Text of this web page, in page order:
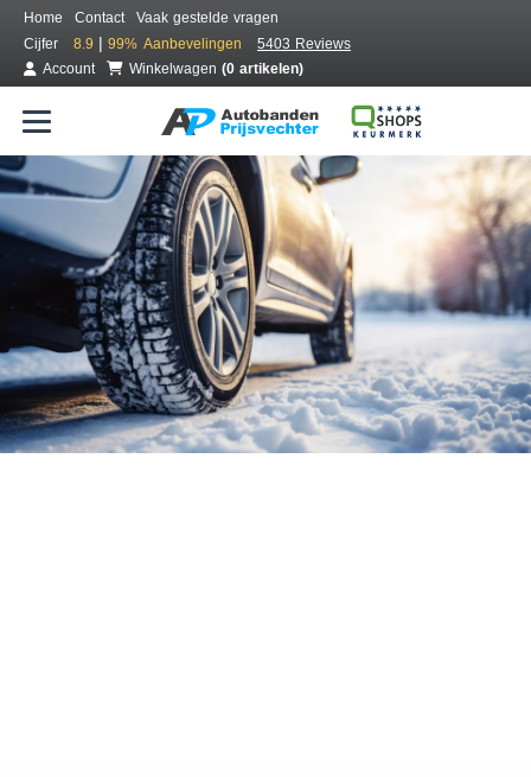
Home Contact
Vaak gestelde vragen
Cijfer
8.9 | 99% Aanbevelingen
5403 Reviews
Account
Winkelwagen (0 artikelen)
Bestel voordelig winterbanden
Gratis bezorgd of montage bij jou in de buurt
Seizoen:
Merken: